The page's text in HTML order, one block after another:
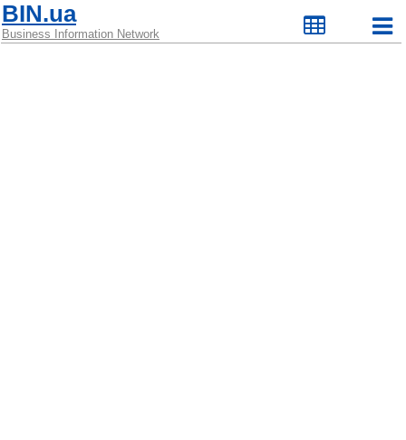
BIN.ua
Business Information Network